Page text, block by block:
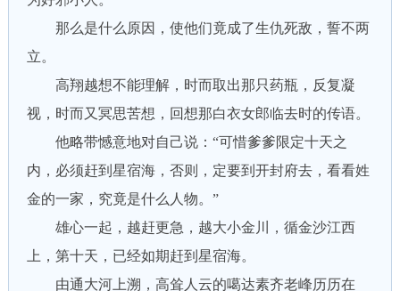
那么是什么原因，使他们竟成了生仇死敌，誓不两
立。
高翔越想不能理解，时而取出那只药瓶，反复凝
视，时而又冥思苦想，回想那白衣女郎临去时的传语。
他略带憾意地对自己说：“可惜爹爹限定十天之
内，必须赶到星宿海，否则，定要到开封府去，看看姓
金的一家，究竟是什么人物。”
雄心一起，越赶更急，越大小金川，循金沙江西
上，第十天，已经如期赶到星宿海。
由通大河上溯，高耸人云的噶达素齐老峰历历在